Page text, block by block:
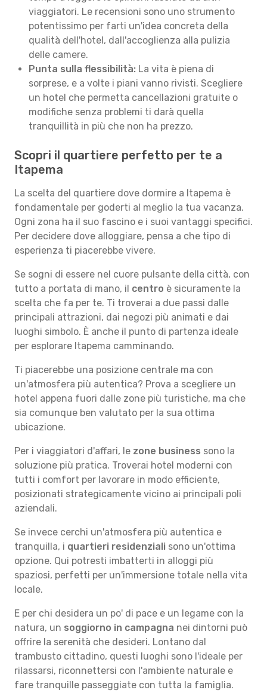
viaggiatori. Le recensioni sono uno strumento
potentissimo per farti un'idea concreta della
qualità dell'hotel, dall'accoglienza alla pulizia
delle camere.
Punta sulla flessibilità: La vita è piena di
sorprese, e a volte i piani vanno rivisti. Scegliere
un hotel che permetta cancellazioni gratuite o
modifiche senza problemi ti darà quella
tranquillità in più che non ha prezzo.
Scopri il quartiere perfetto per te a
Itapema
La scelta del quartiere dove dormire a Itapema è
fondamentale per goderti al meglio la tua vacanza.
Ogni zona ha il suo fascino e i suoi vantaggi specifici.
Per decidere dove alloggiare, pensa a che tipo di
esperienza ti piacerebbe vivere.
Se sogni di essere nel cuore pulsante della città, con
tutto a portata di mano, il centro è sicuramente la
scelta che fa per te. Ti troverai a due passi dalle
principali attrazioni, dai negozi più animati e dai
luoghi simbolo. È anche il punto di partenza ideale
per esplorare Itapema camminando.
Ti piacerebbe una posizione centrale ma con
un'atmosfera più autentica? Prova a scegliere un
hotel appena fuori dalle zone più turistiche, ma che
sia comunque ben valutato per la sua ottima
ubicazione.
Per i viaggiatori d'affari, le zone business sono la
soluzione più pratica. Troverai hotel moderni con
tutti i comfort per lavorare in modo efficiente,
posizionati strategicamente vicino ai principali poli
aziendali.
Se invece cerchi un'atmosfera più autentica e
tranquilla, i quartieri residenziali sono un'ottima
opzione. Qui potresti imbatterti in alloggi più
spaziosi, perfetti per un'immersione totale nella vita
locale.
E per chi desidera un po' di pace e un legame con la
natura, un soggiorno in campagna nei dintorni può
offrire la serenità che desideri. Lontano dal
trambusto cittadino, questi luoghi sono l'ideale per
rilassarsi, riconnettersi con l'ambiente naturale e
fare tranquille passeggiate con tutta la famiglia.